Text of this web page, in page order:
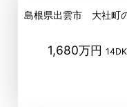
島根県出雲市 大社町
1,680万円 14DK